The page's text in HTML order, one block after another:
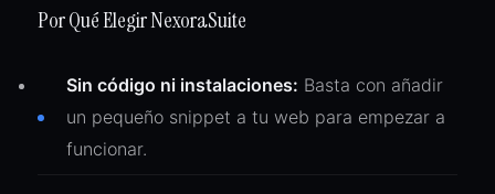
Por Qué Elegir NexoraSuite
Sin código ni instalaciones: Basta con añadir
un pequeño snippet a tu web para empezar a
funcionar.